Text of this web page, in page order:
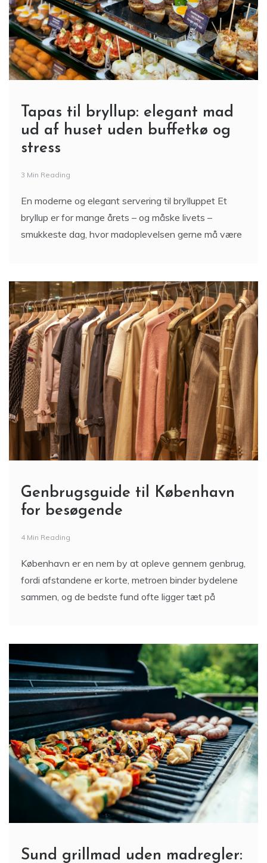
Tapas til bryllup: elegant mad
ud af huset uden buffetkø og
stress
3 Min Reading
En moderne og elegant servering til brylluppet Et
bryllup er for mange årets – og måske livets –
smukkeste dag, hvor madoplevelsen gerne må være
Genbrugsguide til København
for besøgende
4 Min Reading
København er en nem by at opleve gennem genbrug,
fordi afstandene er korte, metroen binder bydelene
sammen, og de bedste fund ofte ligger tæt på
Sund grillmad uden madregler: